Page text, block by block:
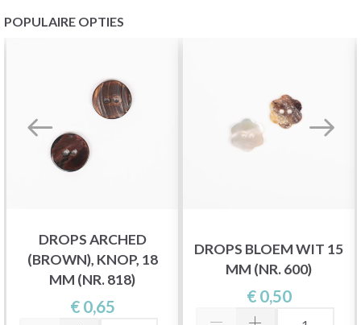
POPULAIRE OPTIES
DROPS ARCHED
(BROWN), KNOP, 18
MM (NR. 818)
€ 0,65
DROPS BLOEM WIT 15
MM (NR. 600)
€ 0,50